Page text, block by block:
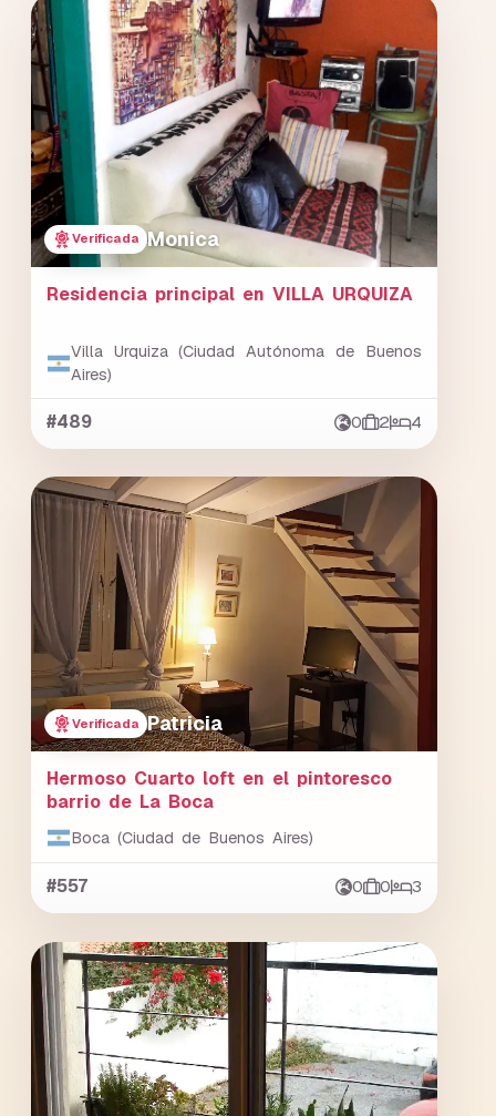
Verificada Monica
Residencia principal en VILLA URQUIZA
Villa Urquiza (Ciudad Autónoma de Buenos
Aires)
#489 0 2 4
Verificada Patricia
Hermoso Cuarto loft en el pintoresco
barrio de La Boca
Boca (Ciudad de Buenos Aires)
#557 0 0 3